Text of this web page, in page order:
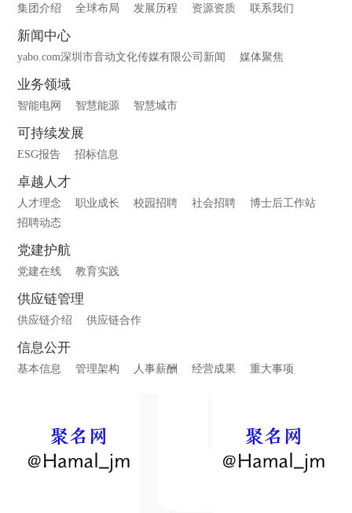
集团介绍 全球布局 发展历程 资源资质 联系我们
新闻中心
yabo.com深圳市音动文化传媒有限公司新闻 媒体聚焦
业务领域
智能电网 智慧能源 智慧城市
可持续发展
ESG报告 招标信息
卓越人才
人才理念 职业成长 校园招聘 社会招聘
博士后工作站
招聘动态
党建护航
党建在线 教育实践
供应链管理
供应链介绍 供应链合作
信息公开
基本信息 管理架构 人事薪酬 经营成果 重大事项